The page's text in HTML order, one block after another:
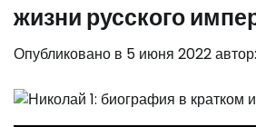
жизни русского
Опубликовано в 5 июня 2022автор: